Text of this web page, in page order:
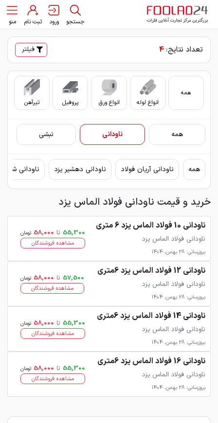
جستجو ورود ثبت نام منو
تعداد نتایج: 4 فیلتر
همه
انواع لوله
انواع ورق پروفیل تیرآهن
همه ناودانی نبشی
همه ناودانی آریان فولاد ناودانی دهشیر یزد ناودانی
خرید و قیمت ناودانی فولاد الماس یزد
ناودانی 10 فولاد الماس یزد 6 متری
ناودانی فولاد الماس یزد
بروزرسانی: 28 بهمن، 1404
55,300 تا 58,000 تومان
مشاهده فروشندگان
ناودانی 12 فولاد الماس یزد 6متری
ناودانی فولاد الماس یزد
بروزرسانی: 28 بهمن، 1404
57,500 تا 58,000 تومان
مشاهده فروشندگان
ناودانی 14 فولاد الماس یزد 6متری
ناودانی فولاد الماس یزد
بروزرسانی: 28 بهمن، 1404
55,300 تا 58,000 تومان
مشاهده فروشندگان
ناودانی 16 فولاد الماس یزد 6متری
ناودانی فولاد الماس یزد
بروزرسانی: 28 بهمن، 1404
55,300 تا 58,000 تومان
مشاهده فروشندگان